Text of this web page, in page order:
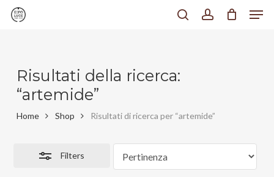
Skip
Risultati della ricerca:
“artemide”
Home Shop Risultati di ricerca per “artemide”
Filters